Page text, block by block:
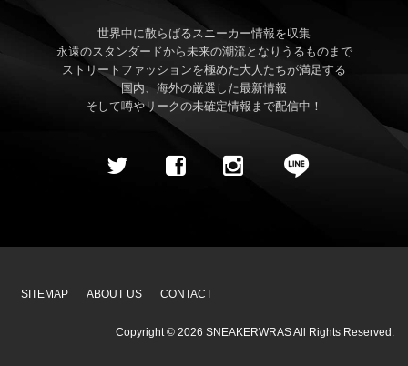
世界中に散らばるスニーカー情報を収集
永遠のスタンダードから未来の潮流となりうるものまで
ストリートファッションを極めた大人たちが満足する
国内、海外の厳選した最新情報
そして噂やリークの未確定情報まで配信中！
SITEMAP ABOUT US CONTACT
Copyright © 2026 SNEAKERWRASAll Rights Reserved.